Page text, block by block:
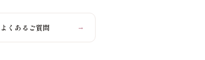
よくあるご質問 →